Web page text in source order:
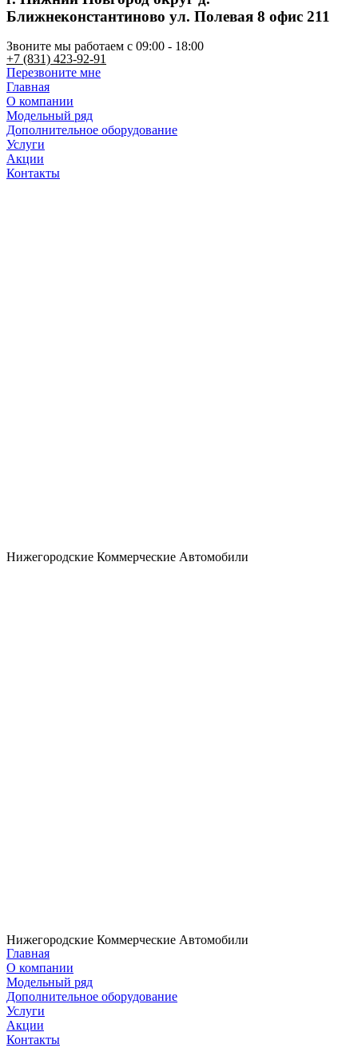
Ближнеконстантиново ул. Полевая 8 офис 211
Звоните мы работаем c 09:00 - 18:00
+7 (831) 423-92-91
Перезвоните мне
Главная
О компании
Модельный ряд
Дополнительное оборудование
Услуги
Акции
Контакты
Нижегородские Коммерческие Автомобили
Нижегородские Коммерческие Автомобили
Главная
О компании
Модельный ряд
Дополнительное оборудование
Услуги
Акции
Контакты